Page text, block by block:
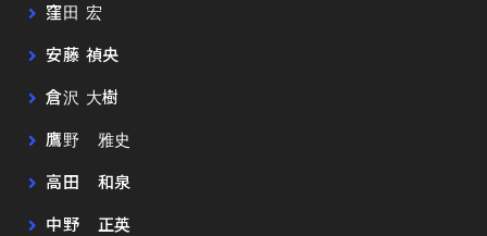
窪田 宏
安藤 禎央
倉沢 大樹
鷹野 雅史
高田 和泉
中野 正英